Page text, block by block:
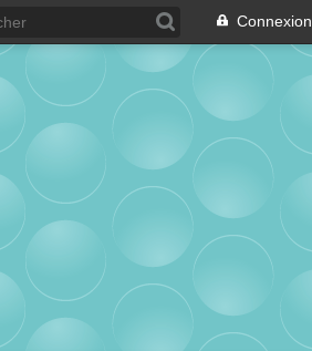
Connexion